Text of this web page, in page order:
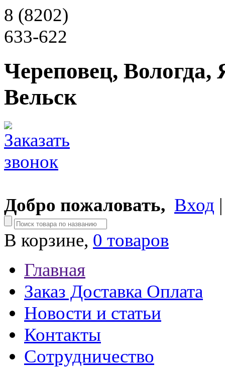
8 (8202)
633-622
Череповец, Вологда,
Вельск
Добро пожаловать, Вход
В корзине, 0 товаров
Главная
Заказ Доставка Оплата
Новости и статьи
Контакты
Сотрудничество